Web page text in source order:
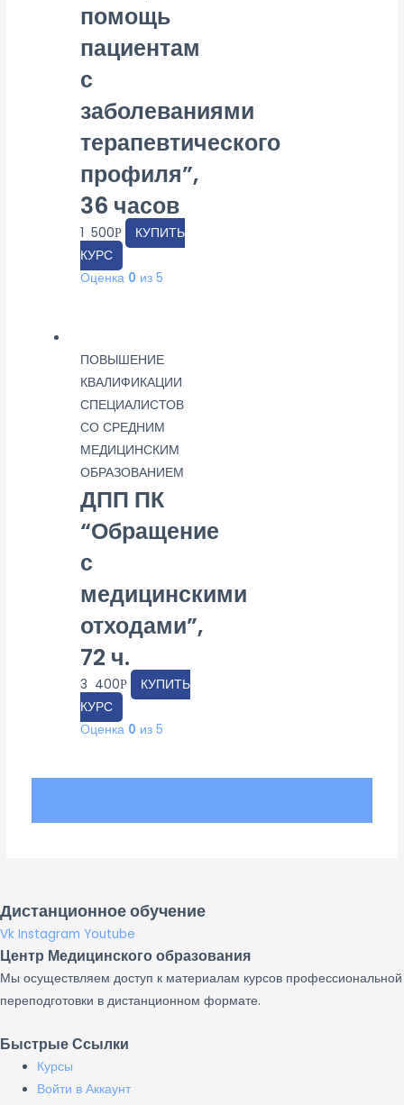
помощь
пациентам
с
заболеваниями
терапевтического
профиля”,
36 часов
1 500Р
КУПИТЬ
КУРС
Оценка 0 из 5
ПОВЫШЕНИЕ
КВАЛИФИКАЦИИ
СПЕЦИАЛИСТОВ
СО СРЕДНИМ
МЕДИЦИНСКИМ
ОБРАЗОВАНИЕМ
ДПП ПК
“Обращение
с
медицинскими
отходами”,
72 ч.
3 400Р
КУПИТЬ
КУРС
Оценка 0 из 5
Дистанционное обучение
Vk Instagram Youtube
Центр Медицинского образования
Мы осуществляем доступ к материалам курсов профессиональной
переподготовки в дистанционном формате.
Быстрые Ссылки
Курсы
Войти в Аккаунт